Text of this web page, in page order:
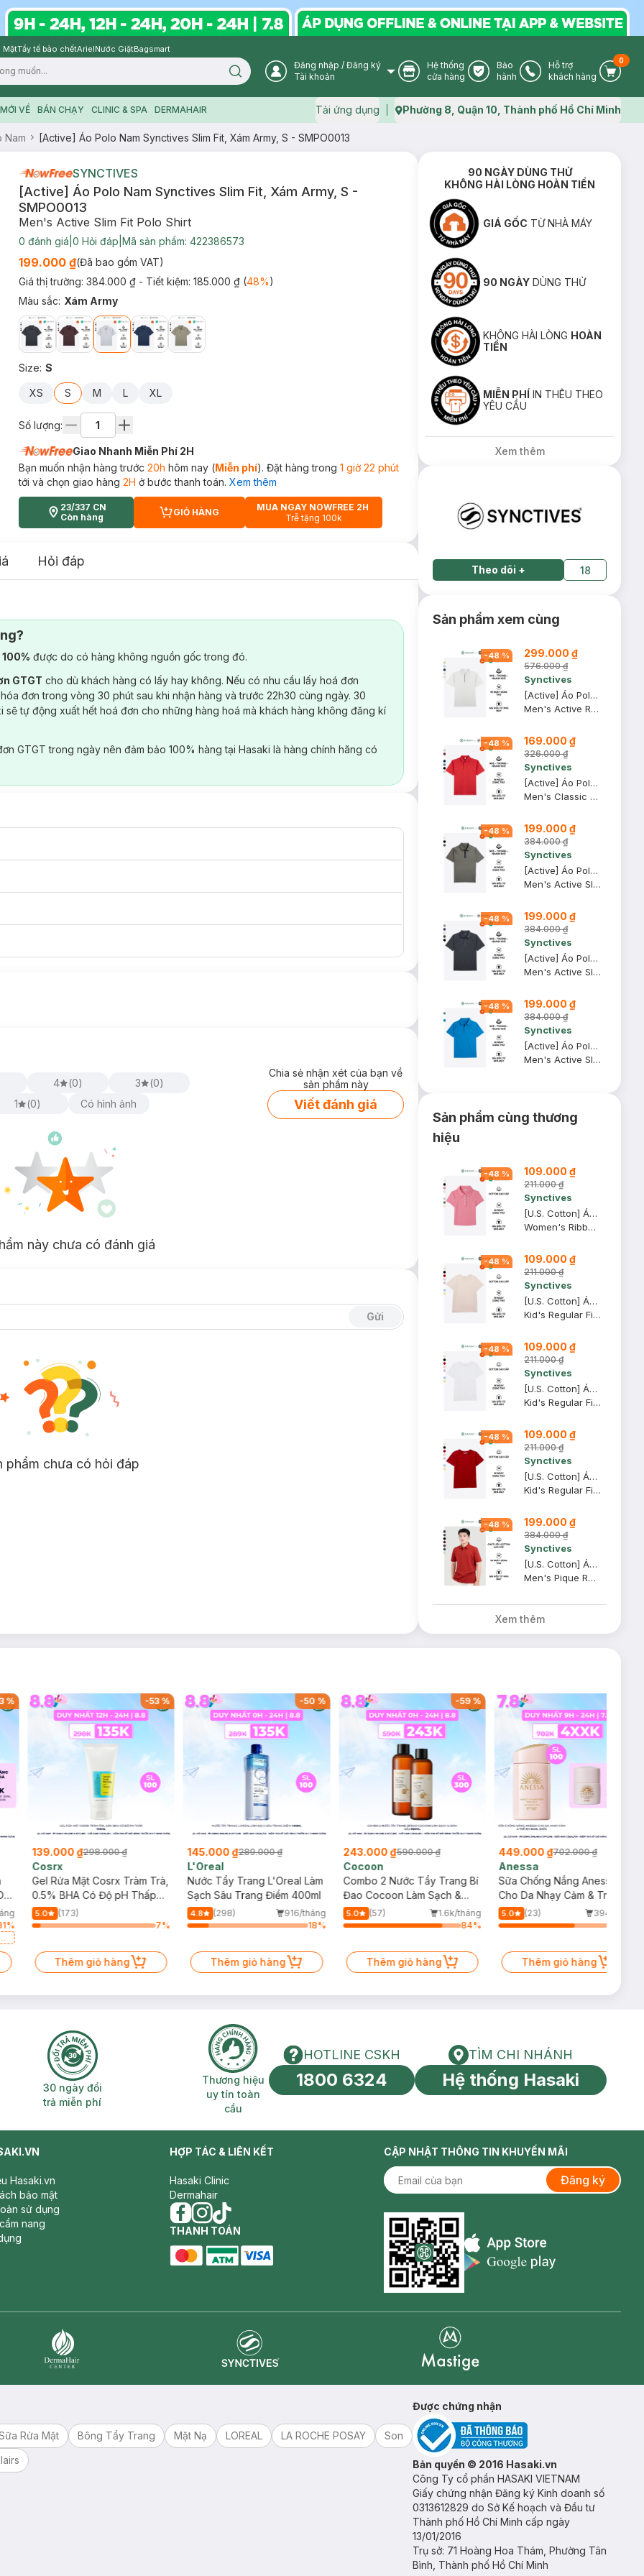
MặtTẩy tế bào chếtArielNước GiặtBagsmart
Search icon User Icon
Đăng nhập / Đăng ký
Tài khoản
Store Icon
Hệ thống
cửa hàng
Warranty Icon
Bảo
hành
Phone Icon
Hỗ trợ
khách hàng
Cart
0
VỀ BÁN CHẠY CLINIC & SPA DERMAHAIR Tải ứng dụng Map icon
Phường 8, Quận 10, Thành phố Hồ Chí Minh
Nam [Active] Áo Polo Nam Synctives Slim Fit, Xám Army, S - SMPO0013
SYNCTIVES
[Active] Áo Polo Nam Synctives Slim Fit, Xám Army, S -
SMPO0013
Men's Active Slim Fit Polo Shirt
0 đánh giá 0 Hỏi đáp Mã sản phẩm: 422386573
199.000 ₫(Đã bao gồm VAT)
Giá thị trường: 384.000 ₫ - Tiết kiệm: 185.000 ₫(48%)
Màu sắc: Xám Army
Size: S
XS S M L XL
Số lượng:
Giao Nhanh Miễn Phí 2H
Bạn muốn nhận hàng trước 20h hôm nay (Miễn phí). Đặt hàng trong 1 giờ 22 phút
tới và chọn giao hàng 2H ở bước thanh toán. Xem thêm
23/337 CN
Còn hàng
CART PLUS ICON
GIỎ HÀNG
MUA NGAY NOWFREE 2H
Trễ tặng 100k
Hỏi đáp
được do có hàng không nguồn gốc trong đó.
GTGT cho dù khách hàng có lấy hay không. Nếu có nhu cầu lấy hoá đơn
đơn trong vòng 30 phút sau khi nhận hàng và trước 22h30 cùng ngày. 30
sẽ tự động xuất hết hoá đơn cho những hàng hoá mà khách hàng không đăng kí
GTGT trong ngày nên đảm bảo 100% hàng tại Hasaki là hàng chính hãng có
4 (0) 3 (0)
1
(0) Có hình ảnh
Chia sẻ nhận xét của bạn về
sản phẩm này
Viết đánh giá
này chưa có đánh giá
Gửi
phẩm chưa có hỏi đáp
90 NGÀY DÙNG THỬ
KHÔNG HÀI LÒNG HOÀN TIỀN
GIÁ GỐC TỪ NHÀ MÁY
90 NGÀY DÙNG THỬ
KHÔNG HÀI LÒNG HOÀN
TIỀN
MIỄN PHÍ IN THÊU THEO
YÊU CẦU
Xem thêm
Theo dõi + 18
Sản phẩm xem cùng
-48 % 299.000 ₫
576.000 ₫
Synctives
[Active] Áo Polo Nam Synctives Regular Fit, Xám Nhạt, XL - SMPO0009
Men's Active Regular Fit Polo Shirt
-48 % 169.000 ₫
326.000 ₫
Synctives
[Active] Áo Polo Nam Synctives Classic Fit, Đỏ Rượu, XL - CMPO0013
Men's Classic Fit Polo Shirt
-48 % 199.000 ₫
384.000 ₫
Synctives
[Active] Áo Polo Nam Synctives Tay Raglan Slim Fit, Xanh Trà, M - SMPO0011
Men's Active Slim Fit Raglan Polo Shirt
-48 % 199.000 ₫
384.000 ₫
Synctives
[Active] Áo Polo Nam Synctives Slim Fit, Đen, XL - SMPO0013
Men's Active Slim Fit Polo Shirt
-48 % 199.000 ₫
384.000 ₫
Synctives
[Active] Áo Polo Nam Synctives Slim Fit, Xanh Biển, M - SMPO0010
Men's Active Slim Fit Polo Shirt
Sản phẩm cùng thương
hiệu
-48 % 109.000 ₫
211.000 ₫
Synctives
[U.S. Cotton] Áo Polo Nữ Synctives Slim Fit Cropped, Hồng Mận, S - CWPO0007
Women's Ribbed Polo Shirt
-48 % 109.000 ₫
211.000 ₫
Synctives
[U.S. Cotton] Áo Thun Trẻ Em Synctives Regular Fit, Be Sữa, 8 - CCTS0005
Kid's Regular Fit T-Shirt
-48 % 109.000 ₫
211.000 ₫
Synctives
[U.S. Cotton] Áo Thun Trẻ Em Synctives Regular Fit, Trắng, 8 - CCTS0005
Kid's Regular Fit T-Shirt
-48 % 109.000 ₫
211.000 ₫
Synctives
[U.S. Cotton] Áo Thun Trẻ Em Synctives Regular Fit, Ðỏ Rượu, 3T - CCTS0005
Kid's Regular Fit T-Shirt
-48 % 199.000 ₫
384.000 ₫
Synctives
[U.S. Cotton] Áo Polo Nam Synctives Regular Fit, Ðỏ, 2XL - CMPO0008
Men's Pique Regular Fit Classic Polo Shirt
Xem thêm
%
%
-53%
139.000 ₫298.000 ₫
Cosrx
Gel Rửa Mặt Cosrx Tràm Trà,
0.5% BHA Có Độ pH Thấp
150ml
5.0
(173)
7%
Thêm giỏ hàng
-50 %
145.000 ₫289.000 ₫
L'Oreal
Nước Tẩy Trang L'Oreal Làm
Sạch Sâu Trang Điểm 400ml
4.8 (298)
916/tháng
18%
Thêm giỏ hàng
-59%
243.000 ₫590.000 ₫
Cocoon
Combo 2 Nước Tẩy Trang Bí
Đao Cocoon Làm Sạch &
Giảm Dầu 500ml
5.0 (57)
1.6k/tháng
84%
Thêm giỏ hàng
449.000 ₫702.000 ₫
Anessa
Sữa Chống Nắng Anessa
Cho Da Nhạy Cảm & Trẻ Em
60ml (Mới)
5.0 (23)
394/tháng
Thêm giỏ hàng
30 ngày đổi trả miễn phí
30 ngày đổi
trả miễn phí
Thương hiệu uy tín toàn cầu
Thương hiệu
uy tín toàn
cầu
HOTLINE CSKH
HOTLINE CSKH
1800 6324
Tìm chi nhánh
TÌM CHI NHÁNH
Hệ thống Hasaki
Hasaki.vn
bảo mật
sử dụng
nang
HỢP TÁC & LIÊN KẾT
Hasaki Clinic
Dermahair
facebook
instagram
tiktok
THANH TOÁN
CẬP NHẬT THÔNG TIN KHUYẾN MÃI
Đăng ký
Appstore icon
Rửa Mặt Bông Tẩy Trang Mặt Nạ LOREAL LA ROCHE POSAY
Son
Được chứng nhận
Bản quyền © 2016 Hasaki.vn
Công Ty cổ phần HASAKI VIETNAM
Giấy chứng nhận Đăng ký Kinh doanh số
0313612829 do Sở Kế hoạch và Đầu tư
Thành phố Hồ Chí Minh cấp ngày
13/01/2016
Trụ sở: 71 Hoàng Hoa Thám, Phường Tân
Bình, Thành phố Hồ Chí Minh